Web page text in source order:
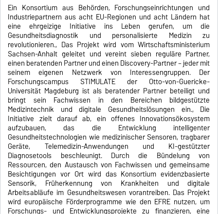
Ein Konsortium aus Behörden, Forschungseinrichtungen und
Industriepartnern aus acht EU-Regionen und acht Ländern hat
eine ehrgeizige Initiative ins Leben gerufen, um die
Gesundheitsdiagnostik und personalisierte Medizin zu
revolutionieren., Das Projekt wird vom Wirtschaftsministerium
Sachsen-Anhalt geleitet und vereint sieben reguläre Partner,
einen beratenden Partner und einen Discovery-Partner – jeder mit
seinem eigenen Netzwerk von Interessengruppen. Der
Forschungscampus STIMULATE der Otto-von-Guericke-
Universität Magdeburg ist als beratender Partner beteiligt und
bringt sein Fachwissen in den Bereichen bildgestützte
Medizintechnik und digitale Gesundheitslösungen ein., Die
Initiative zielt darauf ab, ein offenes Innovationsökosystem
aufzubauen, das die Entwicklung intelligenter
Gesundheitstechnologien wie medizinischer Sensoren, tragbarer
Geräte, Telemedizin-Anwendungen und KI-gestützter
Diagnosetools beschleunigt. Durch die Bündelung von
Ressourcen, den Austausch von Fachwissen und gemeinsame
Besichtigungen vor Ort wird das Konsortium evidenzbasierte
Sensorik, Früherkennung von Krankheiten und digitale
Arbeitsabläufe im Gesundheitswesen vorantreiben. Das Projekt
wird europäische Förderprogramme wie den EFRE nutzen, um
Forschungs- und Entwicklungsprojekte zu finanzieren, eine